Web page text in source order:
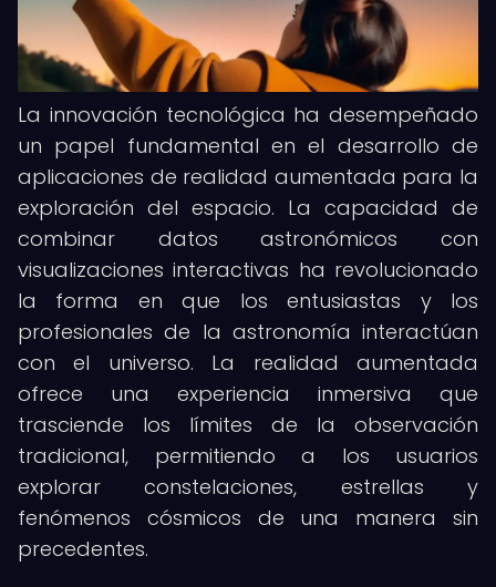
La innovación tecnológica ha desempeñado
un papel fundamental en el desarrollo de
aplicaciones de realidad aumentada para la
exploración del espacio. La capacidad de
combinar datos astronómicos con
visualizaciones interactivas ha revolucionado
la forma en que los entusiastas y los
profesionales de la astronomía interactúan
con el universo. La realidad aumentada
ofrece una experiencia inmersiva que
trasciende los límites de la observación
tradicional, permitiendo a los usuarios
explorar constelaciones, estrellas y
fenómenos cósmicos de una manera sin
precedentes.